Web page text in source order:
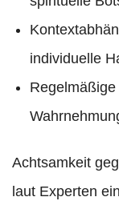
individuelle
Achtsamkeit
laut Experten